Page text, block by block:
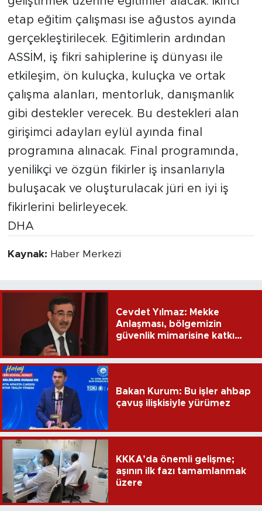
etap eğitim çalışması ise ağustos ayında
gerçekleştirilecek. Eğitimlerin ardından
ASSİM, iş fikri sahiplerine iş dünyası ile
etkileşim, ön kuluçka, kuluçka ve ortak
çalışma alanları, mentorluk, danışmanlık
gibi destekler verecek. Bu destekleri alan
girişimci adayları eylül ayında final
programına alınacak. Final programında,
yenilikçi ve özgün fikirler iş insanlarıyla
buluşacak ve oluşturulacak jüri en iyi iş
fikirlerini belirleyecek.
DHA
Kaynak: Haber Merkezi
Cevdet Yılmaz: Mekke
Anlaşması, bölgemizin
güvenlik mimarisine katkı
Bakan Kurum: Bu işler ahbap
çavuş ilişkisiyle yürümez
KKKA’da önemli gelişme;
aşının ilk fazı tamamlanmak
üzere